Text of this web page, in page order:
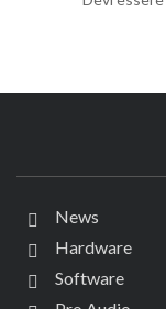
News
Hardware
Software